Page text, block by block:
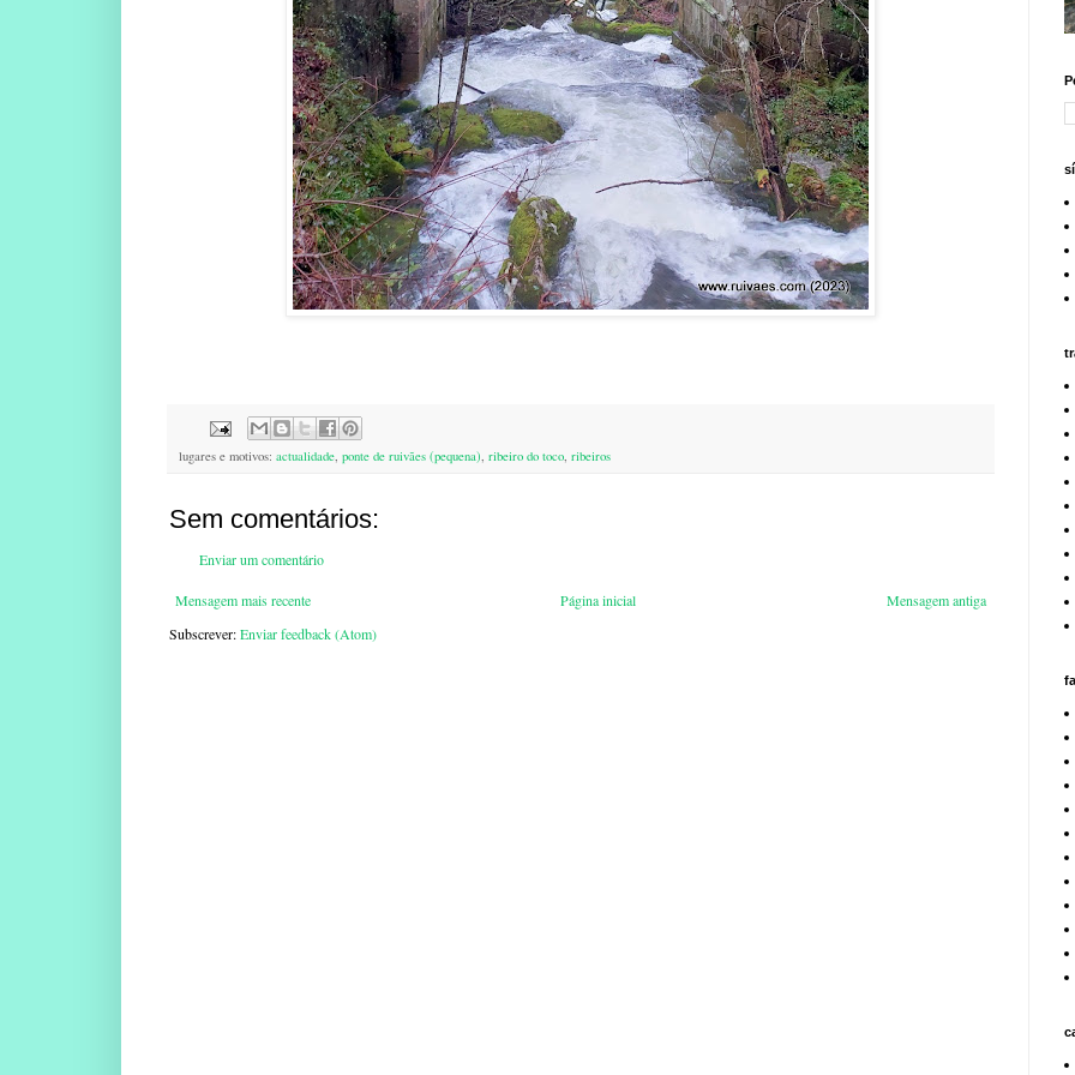
lugares e motivos: actualidade, ponte de ruivães (pequena), ribeiro do toco, ribeiros
Sem comentários:
Enviar um comentário
Mensagem mais recente Mensagem antiga
Página inicial
Subscrever:Enviar feedback (Atom)